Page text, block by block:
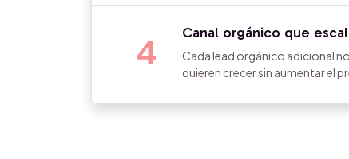
4 Canal orgánico que
Cada lead orgánico adicional
quieren crecer sin aumentar el